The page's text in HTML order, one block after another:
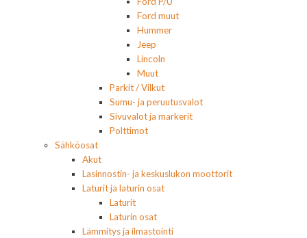
Ford muut
Hummer
Jeep
Lincoln
Muut
Parkit / Vilkut
Sumu- ja peruutusvalot
Sivuvalot ja markerit
Polttimot
Sähköosat
Akut
Lasinnostin- ja keskuslukon moottorit
Laturit ja laturin osat
Laturit
Laturin osat
Lämmitys ja ilmastointi